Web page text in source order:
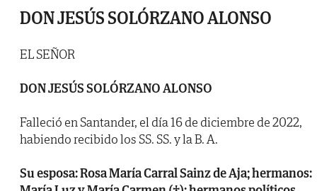
DON JESÚS SOLÓRZANO ALONSO
EL SEÑOR
DON JESÚS SOLÓRZANO ALONSO
Falleció en Santander, el día 16 de diciembre de 2022,
habiendo recibido los SS. SS. y la B. A.
Su esposa: Rosa María Carral Sainz de Aja; hermanos: